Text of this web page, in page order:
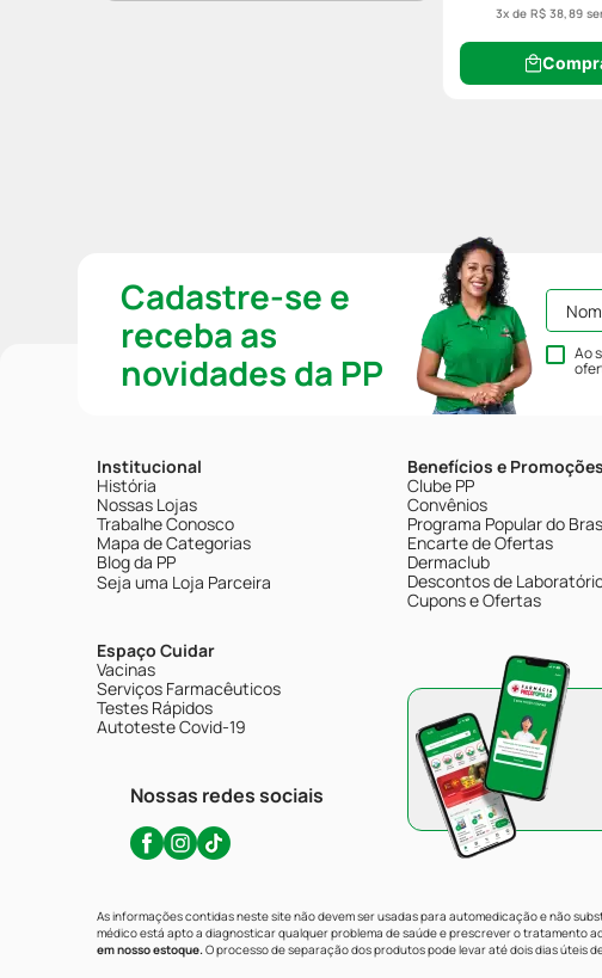
3x de R$ 38,89
Cadastre-se e
receba as
novidades da PP
Ao
Institucional
História
Nossas Lojas
Trabalhe Conosco
Mapa de Categorias
Blog da PP
Seja uma Loja Parceira
Espaço Cuidar
Vacinas
Serviços Farmacêuticos
Testes Rápidos
Autoteste Covid-19
Nossas redes sociais
Benefícios e Promoções
Clube PP
Convênios
Programa Popular do
Encarte de Ofertas
Dermaclub
Descontos de
Cupons e Ofertas
As informações contidas neste site não devem ser usadas para automedicação e não
médico está apto a diagnosticar qualquer problema de saúde e prescrever o tratamento
em nosso estoque.O processo de separação dos produtos pode levar até dois dias úteis